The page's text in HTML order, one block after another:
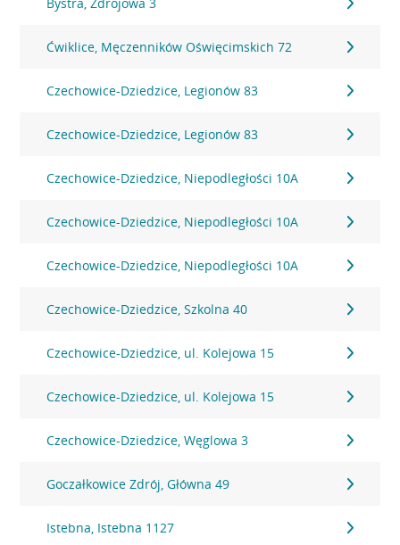
Ćwiklice, Męczenników Oświęcimskich 72
Czechowice-Dziedzice, Legionów 83
Czechowice-Dziedzice, Legionów 83
Czechowice-Dziedzice, Niepodległości 10A
Czechowice-Dziedzice, Niepodległości 10A
Czechowice-Dziedzice, Niepodległości 10A
Czechowice-Dziedzice, Szkolna 40
Czechowice-Dziedzice, ul. Kolejowa 15
Czechowice-Dziedzice, ul. Kolejowa 15
Czechowice-Dziedzice, Węglowa 3
Goczałkowice Zdrój, Główna 49
Istebna, Istebna 1127